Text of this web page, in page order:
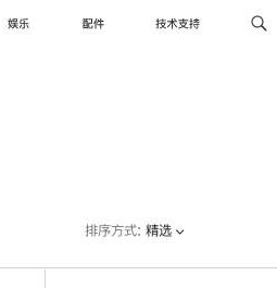
娱乐 配件 技术支持
排序方式: 精选